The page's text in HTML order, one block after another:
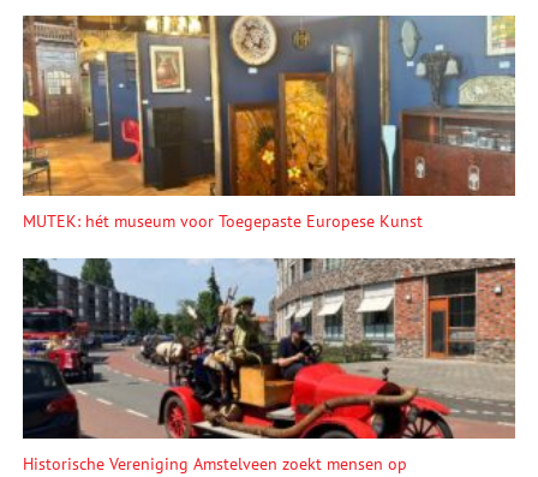
MUTEK: hét museum voor Toegepaste Europese Kunst
Historische Vereniging Amstelveen zoekt mensen op